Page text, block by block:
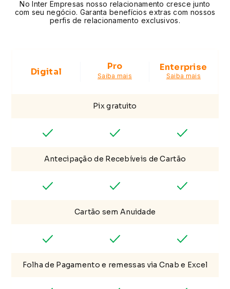
No Inter Empresas nosso relacionamento cresce junto
com seu negócio. Garanta benefícios extras com nossos
perfis de relacionamento exclusivos.
Digital
Pro
Saiba mais
Enterprise
Saiba mais
Pix gratuito
Antecipação de Recebíveis de Cartão
Cartão sem Anuidade
Folha de Pagamento e remessas via Cnab e Excel